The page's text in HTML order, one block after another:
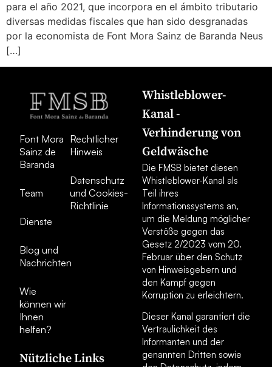
para el año 2021, que incorpora en el ámbito tributario
diversas medidas fiscales que han sido desgranadas
por la economista de Font Mora Sainz de Baranda Neus
[…]
Font Mora
Sainz de
Baranda
Team
Dienste
Blog und
Nachrichten
Wie
können wir
Ihnen
helfen?
Rechtlicher
Hinweis
Datenschutz
und Cookies-
Richtlinie
Nützliche Links
Whistleblower-
Kanal -
Verhinderung von
Geldwäsche
Die FMSB bietet diesen
Whistleblower-Kanal als
Teil ihres
Informationssystems an,
um die Meldung möglicher
Verstöße gegen das
Gesetz 2/2023 vom 20.
Februar über den Schutz
von Hinweisgebern und
den Kampf gegen
Korruption zu erleichtern.
Dieser Kanal garantiert die
Vertraulichkeit des
Informanten und der
genannten Dritten sowie